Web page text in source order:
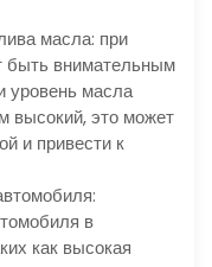
масла: при
быть внимательным
уровень масла
высокий, это может
и привести к
в
как высокая